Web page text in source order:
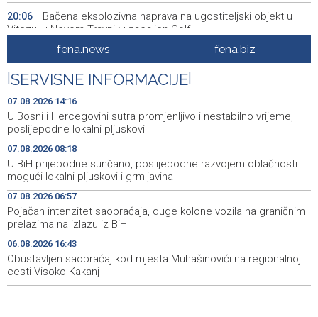
20:06
Bačena eksplozivna naprava na ugostiteljski objekt u
Vitezu, u Novom Travniku zapaljen Golf
Galerija ULUPUBiH otvara novu izlagačku sezonu,
predstavlja novi izlagački program
19:44 Faris Dževahirić novi nogometaš Veleža
19:21 Announcement of events for Saturday, 8 August 2026
19:10
Rudari Milanovića ubijedili da ode kući, Memčić se već
ponovo vratio u jamu 'Raspotočje'
19:03
Sarajevo Film Festival presents Kinoscope and
Kinoscope Surreal programs
19:00
fena.news fena.biz
SERVISNE INFORMACIJE
07.08.2026 14:16
U Bosni i Hercegovini sutra promjenljivo i nestabilno vrijeme,
poslijepodne lokalni pljuskovi
07.08.2026 08:18
U BiH prijepodne sunčano, poslijepodne razvojem oblačnosti
mogući lokalni pljuskovi i grmljavina
07.08.2026 06:57
Pojačan intenzitet saobraćaja, duge kolone vozila na graničnim
prelazima na izlazu iz BiH
06.08.2026 16:43
Obustavljen saobraćaj kod mjesta Muhašinovići na regionalnoj
cesti Visoko-Kakanj